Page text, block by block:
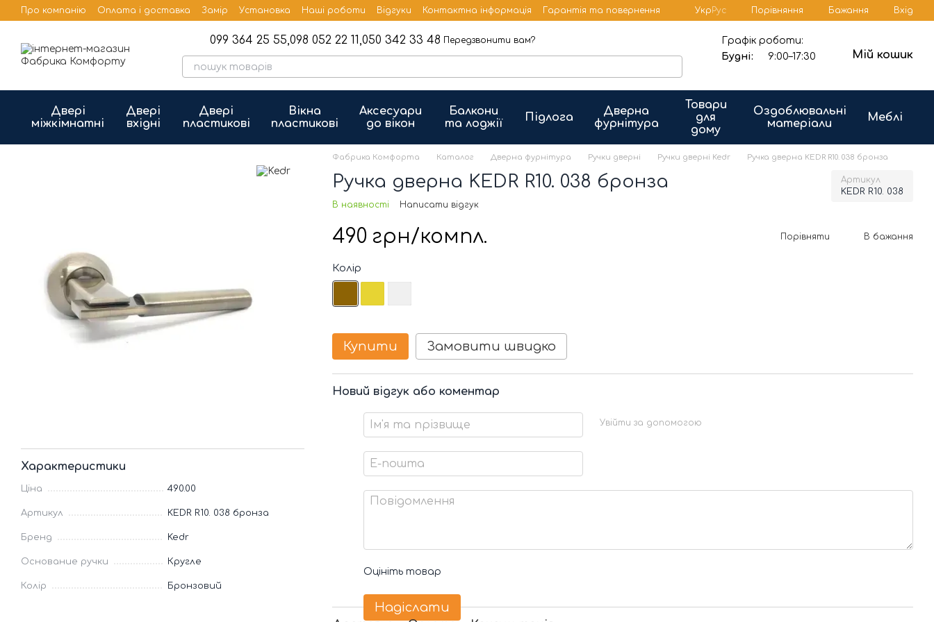
Перейти до основного контенту
Про компанію Оплата і доставка Замір Установка Наші роботи Відгуки Контактна інформація
Гарантія та повернення
Бренди
Публічна оферта
Укр Рус Порівняння Бажання Вхід
099 364 25 55,098 052 22 11,050 342 33 48 Передзвонити вам?
Графік роботи:
Будні:
9:00–17:30 Мій кошик
Двері
міжкімнатні
Двері
вхідні
Двері
пластикові
Вікна
пластикові
Аксесуари
до вікон
Балкони
та лоджії
Підлога
Дверна
фурнітура
Товари
для
дому
Оздоблювальні
матеріали
Меблі
Характеристики
Ціна 490.00
Артикул KEDR R10. 038 бронза
Бренд Kedr
Основание ручки Кругле
Колір Бронзовий
Фабрика Комфорта Каталог Дверна фурнітура Ручки дверні Ручки дверні Kedr Ручка дверна KEDR R10. 038 бронза
Ручка дверна KEDR R10. 038 бронза
Артикул
KEDR R10. 038
В наявності
Написати відгук
490 грн/компл. Порівняти В бажання
Колір
Купити Замовити швидко
Новий відгук або коментар
Увійти за допомогою
Оцініть товар
Надіслати